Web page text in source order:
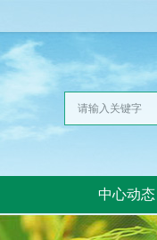
中心动态
湖北粮